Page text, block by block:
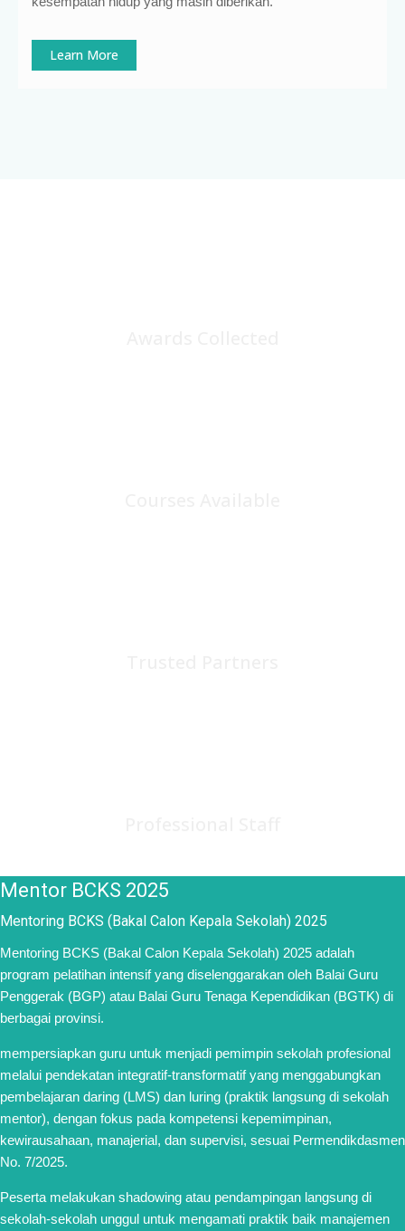
Learn More
Mentor BCKS 2025
Mentoring BCKS (Bakal Calon Kepala Sekolah) 2025
Mentoring BCKS (Bakal Calon Kepala Sekolah) 2025 adalah
program pelatihan intensif yang diselenggarakan oleh Balai Guru
Penggerak (BGP) atau Balai Guru Tenaga Kependidikan (BGTK) di
berbagai provinsi.
mempersiapkan guru untuk menjadi pemimpin sekolah profesional
melalui pendekatan integratif-transformatif yang menggabungkan
pembelajaran daring (LMS) dan luring (praktik langsung di sekolah
mentor), dengan fokus pada kompetensi kepemimpinan,
kewirausahaan, manajerial, dan supervisi, sesuai Permendikdasmen
No. 7/2025.
Peserta melakukan shadowing atau pendampingan langsung di
sekolah-sekolah unggul untuk mengamati praktik baik manajemen